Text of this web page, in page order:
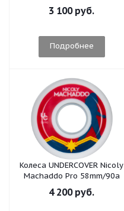
3 100 руб.
Подробнее
Колеса UNDERCOVER Nicoly
Machaddo Pro 58mm/90a
4 200 руб.